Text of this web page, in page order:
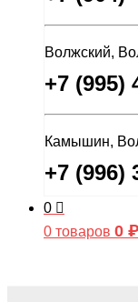
Волжский,
+7 (995)
Камышин,
+7 (996)
0
0 товаров 0 ₽